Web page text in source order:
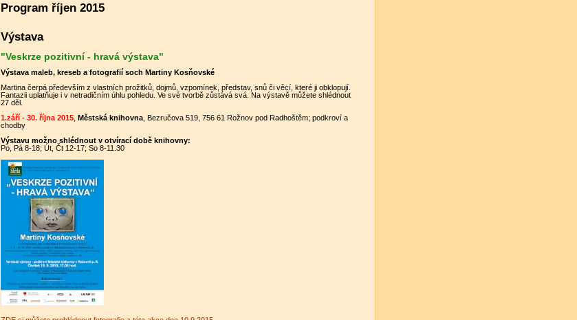
Program říjen 2015
Výstava
"Veskrze pozitivní - hravá výstava"
Výstava maleb, kreseb a fotografií soch Martiny Kosňovské
Martina čerpá především z vlastních prožitků, dojmů, vzpomínek, představ, snů či věcí, které ji obklopují.
Fantazii uplatňuje i v netradičním úhlu pohledu. Ve své tvorbě zůstává svá. Na výstavě můžete shlédnout
27 děl.
1.září - 30. října 2015
Městská knihovna , Bezručova 519, 756 61 Rožnov pod Radhoštěm; podkroví a
chodby
Výstavu možno shlédnout v otvírací době knihovny:
Po, Pá 8-18; Út, Čt 12-17; So 8-11.30